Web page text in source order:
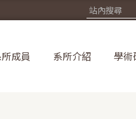
成員 系所介紹 學術